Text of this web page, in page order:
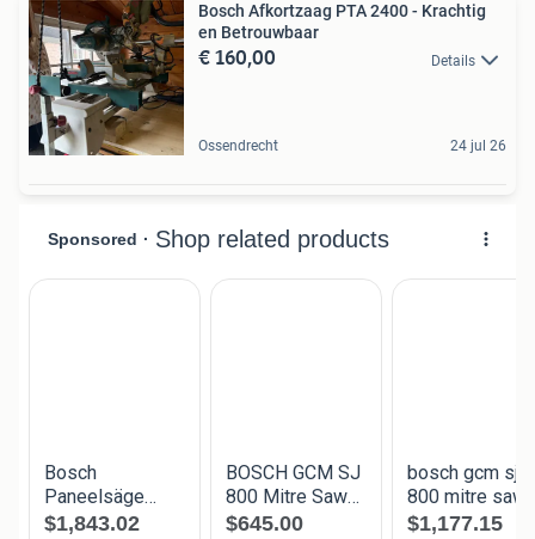
Bosch Afkortzaag PTA 2400 - Krachtig
en Betrouwbaar
€ 160,00 Details
Ossendrecht 24 jul 26